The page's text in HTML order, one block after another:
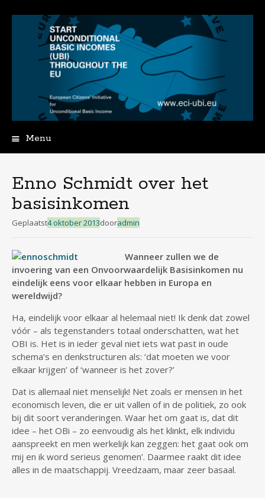
Menu
inhoud
Enno Schmidt over het
basisinkomen
Geplaatst4 oktober 2013dooradmin
Wanneer zullen we de
invoering van een Onvoorwaardelijk Basisinkomen nu
eindelijk eens voor elkaar hebben in Europa en
wereldwijd?
Ha, eindelijk voor elkaar al helemaal niet! Ik denk dat zowel
vóór – als tegenstanders totaal onderschatten, wat het
OBI is. Het is in ieder geval niet iets wat past in oude
schema’s en denkstructuren als: ‘dat moeten we voor
elkaar krijgen’ of ‘wanneer is het zover?’
Dat is allemaal niet menselijk! Net zoals er mensen in het
economisch leven, die er uit vallen of in de politiek, zo ook
bij dit soort veranderingen. Waar het om gaat is, dat dit
idee – het OBi – zo eenvoudig als het klinkt, elk individu
aanspreekt en men werkelijk kan zeggen: het gaat ook om
mij en ik word serieus genomen’. Daarmee raakt dit idee
alles in de maatschappij. Vreedzaam, maar zeer basaal.